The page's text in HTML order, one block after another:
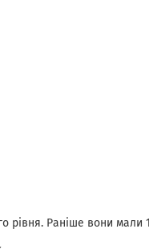
рівня. Раніше вони мали